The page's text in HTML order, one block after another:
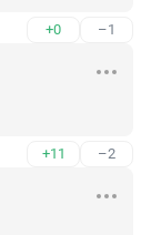
+0 –1
+11 –2